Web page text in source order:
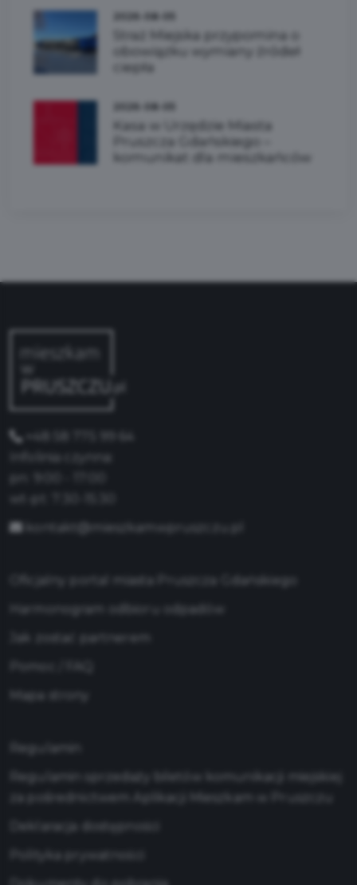
2026-08-05
Straż Miejska przypomina o
obowiązku wymiany źródeł
ciepła
2026-08-05
Kasa w Urzędzie Miasta
Pruszcza Gdańskiego –
komunikat dla mieszkańców
+48 58 775 99 64
Infolinia czynna:
kontakt@mieszkamwpruszczu.pl
Oficjalny portal miasta Pruszcza Gdańskiego
Harmonogram odbioru odpadów
Jak zostać partnerem
Mapa strony
Regulamin
Regulamin sprzedaży biletów komunikacji miejskiej
za pośrednictwem Aplikacji Mieszkam w Pruszczu
Deklaracja dostępności
Polityka prywatności